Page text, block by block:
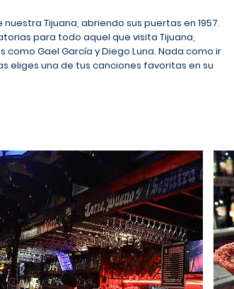
Tijuana, abriendo sus puertas en 1957.
para todo aquel que visita Tijuana,
Gael García y Diego Luna. Nada como ir
eliges una de tus canciones favoritas en su